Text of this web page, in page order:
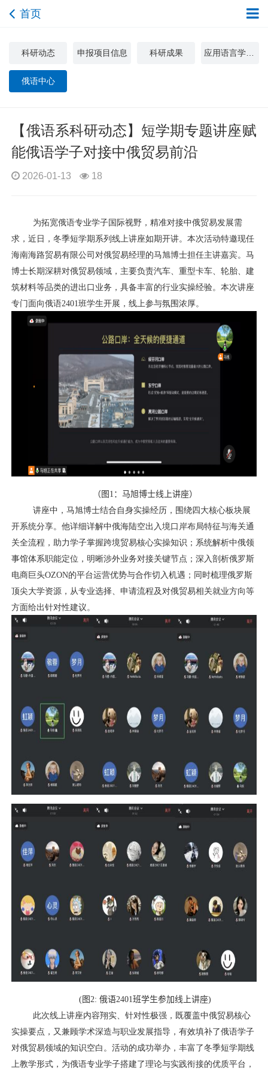
首页
科研动态 申报项目信息 科研成果
俄语中心
【俄语系科研动态】短学期专题讲座赋
能俄语学子对接中俄贸易前沿
2026-01-13 18
为拓宽俄语专业学子国际视野，精准对接中俄贸易发展需
求，近日，冬季短学期系列线上讲座如期开讲。本次活动特邀现任
海南海路贸易有限公司对俄贸易经理的马旭博士担任主讲嘉宾。马
博士长期深耕对俄贸易领域，主要负责汽车、重型卡车、轮胎、建
筑材料等品类的进出口业务，具备丰富的行业实操经验。本次讲座
专门面向俄语2401班学生开展，线上参与氛围浓厚。
（ 图 1 ：马旭博士线上讲座）
讲座中，马旭博士结合自身实操经历，围绕四大核心板块展
开系统分享。他详细详解中俄海陆空出入境口岸布局特征与海关通
关全流程，助力学子掌握跨境贸易核心实操知识；系统解析中俄领
事馆体系职能定位，明晰涉外业务对接关键节点；深入剖析俄罗斯
电商巨头OZON的平台运营优势与合作切入机遇；同时梳理俄罗斯
顶尖大学资源，从专业选择、申请流程及对俄贸易相关就业方向等
方面给出针对性建议。
(图2: 俄语2401班学生参加线上讲座)
此次线上讲座内容翔实、针对性极强，既覆盖中俄贸易核心
实操要点，又兼顾学术深造与职业发展指导，有效填补了俄语学子
对俄贸易领域的知识空白。活动的成功举办，丰富了冬季短学期线
上教学形式，为俄语专业学子搭建了理论与实践衔接的优质平台，